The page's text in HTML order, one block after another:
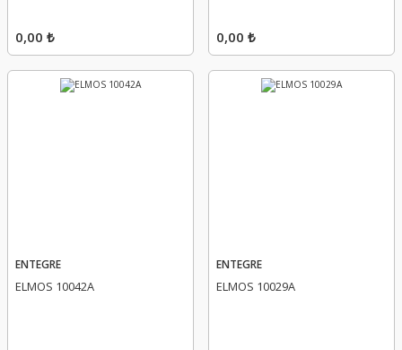
0,00 ₺ 0,00 ₺
ENTEGRE
ELMOS 10042A
ENTEGRE
ELMOS 10029A